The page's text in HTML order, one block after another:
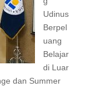
Udinus
Berpel
uang
Belajar
di Luar
dan Summer